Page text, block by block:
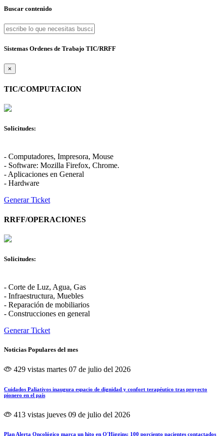
Buscar contenido
Sistemas Ordenes de Trabajo TIC/RRFF
×
TIC/COMPUTACION
Solicitudes:
- Computadores, Impresora, Mouse
- Software: Mozilla Firefox, Chrome.
- Aplicaciones en General
- Hardware
Generar Ticket
RRFF/OPERACIONES
Solicitudes:
- Corte de Luz, Agua, Gas
- Infraestructura, Muebles
- Reparación de mobiliarios
- Construcciones en general
Generar Ticket
Noticias Populares del mes
429 vistas martes 07 de julio del 2026
Cuidados Paliativos inaugura espacio de dignidad y confort terapéutico tras proyecto
pionero en el país
413 vistas jueves 09 de julio del 2026
Plan Alerta Oncológico marca un hito en O'Higgins: 100 porciento pacientes contactados